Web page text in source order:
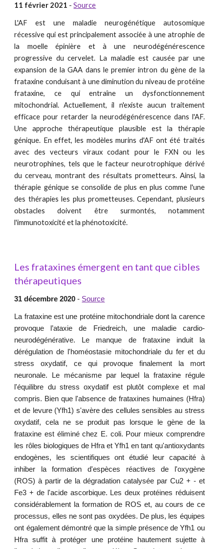
11 février 2021 -Source
L'AF est une maladie neurogénétique autosomique
récessive qui est principalement associée à une atrophie de
la moelle épinière et à une neurodégénérescence
progressive du cervelet. La maladie est causée par une
expansion de la GAA dans le premier intron du gène de la
frataxine conduisant à une diminution du niveau de protéine
frataxine, ce qui entraîne un dysfonctionnement
mitochondrial. Actuellement, il n'existe aucun traitement
efficace pour retarder la neurodégénérescence dans l'AF.
Une approche thérapeutique plausible est la thérapie
génique. En effet, les modèles murins d'AF ont été traités
avec des vecteurs viraux codant pour le FXN ou les
neurotrophines, tels que le facteur neurotrophique dérivé
du cerveau, montrant des résultats prometteurs. Ainsi, la
thérapie génique se consolide de plus en plus comme l'une
des thérapies les plus prometteuses. Cependant, plusieurs
obstacles doivent être surmontés, notamment
l'immunotoxicité et la phénotoxicité.
Les frataxines émergent en tant que cibles
thérapeutiques
31 décembre 2020 - Source
La frataxine est une protéine mitochondriale dont la carence
provoque l’ataxie de Friedreich, une maladie cardio-
neurodégénérative. Le manque de frataxine induit la
dérégulation de l'homéostasie mitochondriale du fer et du
stress oxydatif, ce qui provoque finalement la mort
neuronale. Le mécanisme par lequel la frataxine régule
l'équilibre du stress oxydatif est plutôt complexe et mal
compris. Bien que l'absence de frataxines humaines (Hfra)
et de levure (Yfh1) s'avère des cellules sensibles au stress
oxydatif, cela ne se produit pas lorsque le gène de la
frataxine est éliminé chez E. coli. Pour mieux comprendre
les rôles biologiques de Hfra et Yfh1 en tant qu'antioxydants
endogènes, les scientifiques ont étudié leur capacité à
inhiber la formation d'espèces réactives de l'oxygène
(ROS) à partir de la dégradation catalysée par Cu2 + - et
Fe3 + de l'acide ascorbique. Les deux protéines réduisent
considérablement la formation de ROS et, au cours de ce
processus, elles ne sont pas oxydées. De plus, les équipes
ont également démontré que la simple présence de Yfh1 ou
Hfra suffit à protéger une protéine hautement sujette à